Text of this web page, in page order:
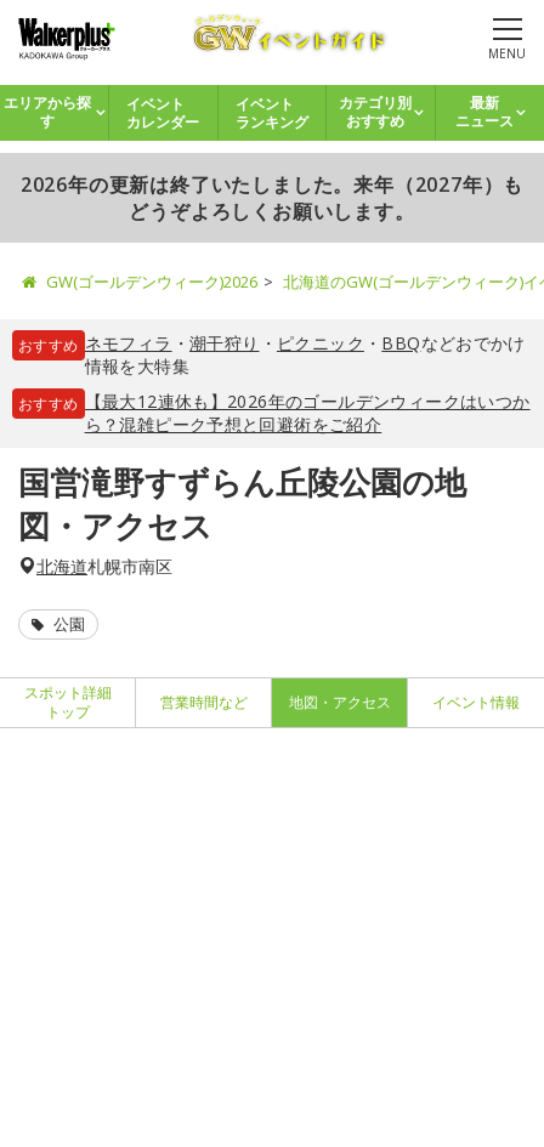
MENU
エリアから探
す
イベント
カレンダー
イベント
ランキング
カテゴリ別
おすすめ
最新
ニュース
2026年の更新は終了いたしました。来年（2027年）も
どうぞよろしくお願いします。
GW(ゴールデンウィーク)2026 北海道のGW(ゴールデンウィーク)
おすすめ ネモフィラ ・ 潮干狩り ・ ピクニック ・ BBQなどおでかけ
情報を大特集
おすすめ
【最大12連休も】2026年のゴールデンウィークはいつか
ら？混雑ピーク予想と回避術をご紹介
国営滝野すずらん丘陵公園の地
図・アクセス
北海道札幌市南区
公園
スポット詳細
トップ
営業時間など 地図・アクセス イベント情報